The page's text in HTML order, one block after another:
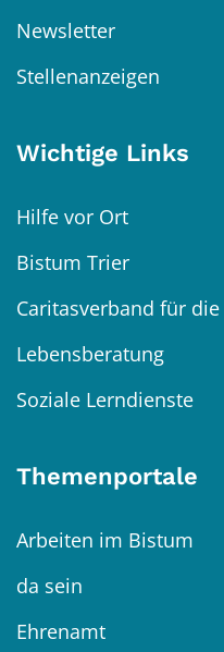
Newsletter
Stellenanzeigen
Wichtige Links
Hilfe vor Ort
Bistum Trier
Caritasverband für
Lebensberatung
Soziale Lerndienste
Themenportale
Arbeiten im Bistum
da sein
Ehrenamt